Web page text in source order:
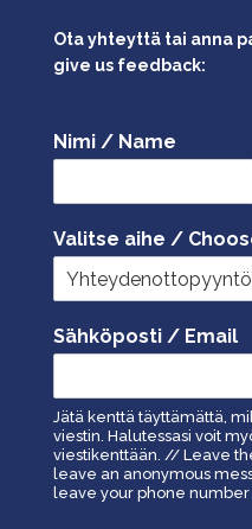
Ota yhteyttä tai anna
give us feedback:
Nimi / Name
Valitse aihe /
Sähköposti / Email
Jätä kenttä täyttämättä,
viestin. Halutessasi voit
viestikenttään. // Leave
leave an anonymous
leave your phone